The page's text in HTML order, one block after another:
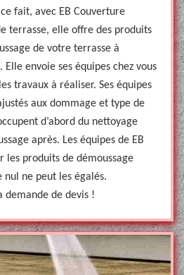
fait, avec EB Couverture
terrasse, elle offre des produits
de votre terrasse à
Elle envoie ses équipes chez vous
travaux à réaliser. Ses équipes
aux dommage et type de
d’abord du nettoyage
après. Les équipes de EB
les produits de démoussage
ne peut les égalés.
demande de devis !